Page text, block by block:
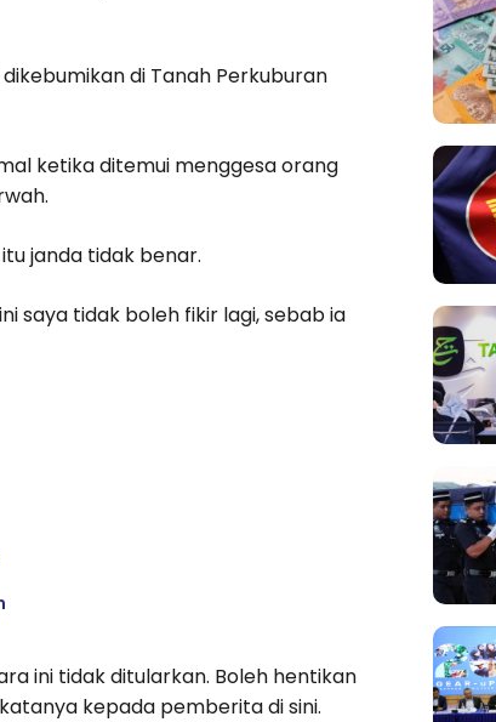
di Tanah Perkuburan
ketika ditemui menggesa orang
janda tidak benar.
saya tidak boleh fikir lagi, sebab ia
ini tidak ditularkan. Boleh hentikan
kepada pemberita di sini.